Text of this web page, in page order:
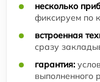
несколько
фиксируем по
встроенная
сразу
гарантия:
выполненного